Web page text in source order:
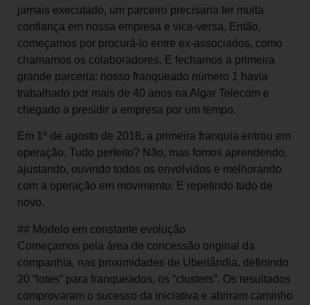
jamais executado, um parceiro precisaria ter muita
confiança em nossa empresa e vice-versa. Então,
começamos por procurá-lo entre ex-associados, como
chamamos os colaboradores. E fechamos a primeira
grande parceria: nosso franqueado número 1 havia
trabalhado por mais de 40 anos na Algar Telecom e
chegado a presidir a empresa por um tempo.
Em 1º de agosto de 2018, a primeira franquia entrou em
operação. Tudo perfeito? Não, mas fomos aprendendo,
ajustando, ouvindo todos os envolvidos e melhorando
com a operação em movimento. E repetindo tudo de
novo.
## Modelo em constante evolução
Começamos pela área de concessão original da
companhia, nas proximidades de Uberlândia, definindo
20 “lotes” para franqueados, os “clusters”. Os resultados
comprovaram o sucesso da iniciativa e abriram caminho